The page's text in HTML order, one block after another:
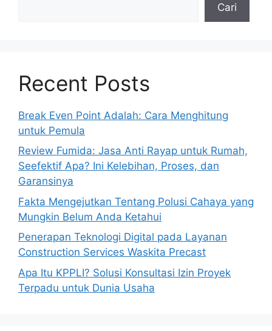
Cari
Recent Posts
Break Even Point Adalah: Cara Menghitung
untuk Pemula
Review Fumida: Jasa Anti Rayap untuk Rumah,
Seefektif Apa? Ini Kelebihan, Proses, dan
Garansinya
Fakta Mengejutkan Tentang Polusi Cahaya yang
Mungkin Belum Anda Ketahui
Penerapan Teknologi Digital pada Layanan
Construction Services Waskita Precast
Apa Itu KPPLI? Solusi Konsultasi Izin Proyek
Terpadu untuk Dunia Usaha